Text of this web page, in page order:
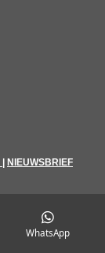
NIEUWSBRIEF
WhatsApp